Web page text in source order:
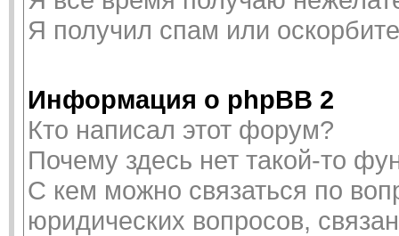
Я получил спам или
Информация о phpBB 2
Кто написал этот форум?
Почему здесь нет такой-то
С кем можно связаться по
юридических вопросов,